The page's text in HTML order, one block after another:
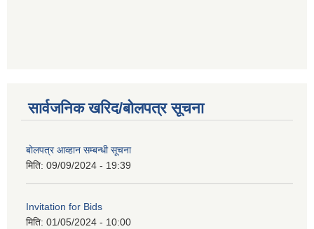
सार्वजनिक खरिद/बोलपत्र सूचना
बोलपत्र आव्हान सम्बन्धी सूचना
मिति: 09/09/2024 - 19:39
Invitation for Bids
मिति: 01/05/2024 - 10:00